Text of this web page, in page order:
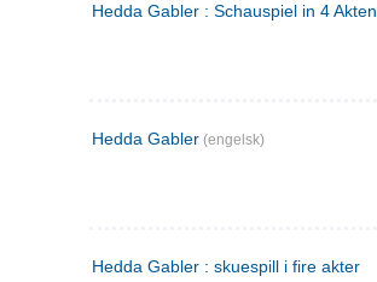
Hedda Gabler : Schauspiel in 4 Akten
Hedda Gabler (engelsk)
Hedda Gabler : skuespill i fire akter